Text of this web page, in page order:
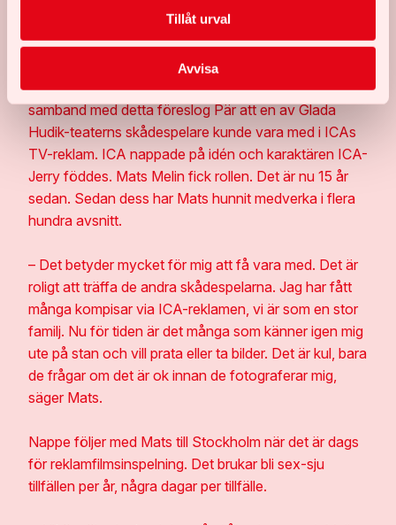
Tillåt urval
Avvisa
butiker runt om i landet att anställa personer med
funktionsnedsättning. En satsning som skulle slå väl
ut. Idag arbetar drygt 1800 personer med
funktionsnedsättning i butiker runt om i Sverige. I
samband med detta föreslog Pär att en av Glada
Hudik-teaterns skådespelare kunde vara med i ICAs
TV-reklam. ICA nappade på idén och karaktären ICA-
Jerry föddes. Mats Melin fick rollen. Det är nu 15 år
sedan. Sedan dess har Mats hunnit medverka i flera
hundra avsnitt.
– Det betyder mycket för mig att få vara med. Det är
roligt att träffa de andra skådespelarna. Jag har fått
många kompisar via ICA-reklamen, vi är som en stor
familj. Nu för tiden är det många som känner igen mig
ute på stan och vill prata eller ta bilder. Det är kul, bara
de frågar om det är ok innan de fotograferar mig,
säger Mats.
Nappe följer med Mats till Stockholm när det är dags
för reklamfilmsinspelning. Det brukar bli sex-sju
tillfällen per år, några dagar per tillfälle.